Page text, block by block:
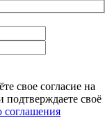
свое согласие на
подтверждаете своё
соглашения